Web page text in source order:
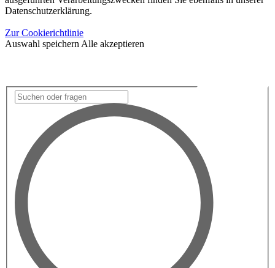
Datenschutzerklärung.
Zur Cookierichtlinie
Auswahl speichern Alle akzeptieren